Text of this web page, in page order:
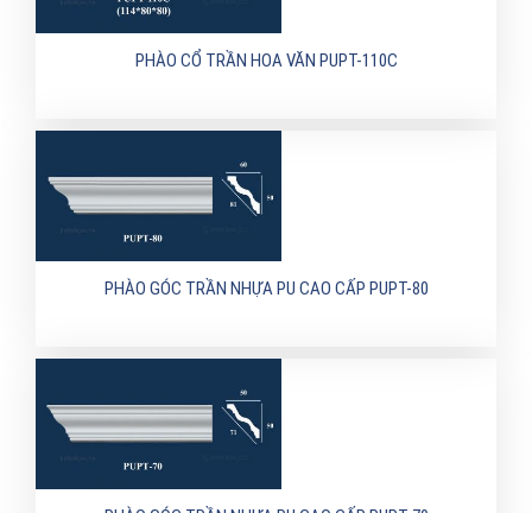
PHÀO CỔ TRẦN HOA VĂN PUPT-110C
PHÀO GÓC TRẦN NHỰA PU CAO CẤP PUPT-80